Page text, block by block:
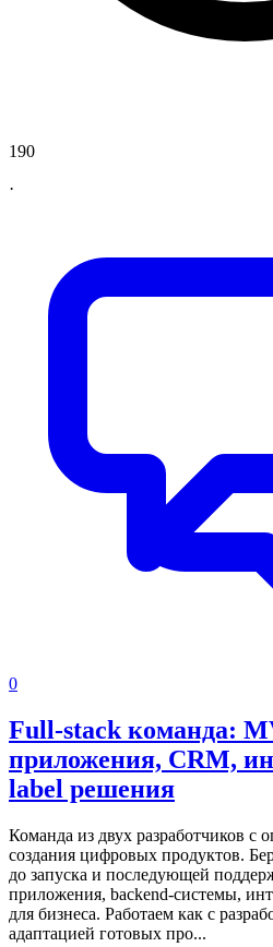
190
·
0
Full-stack команда:
приложения, CRM,
label решения
Команда из двух разработчиков с
создания цифровых продуктов.
до запуска и последующей
приложения, backend-системы,
для бизнеса. Работаем как с
адаптацией готовых про...